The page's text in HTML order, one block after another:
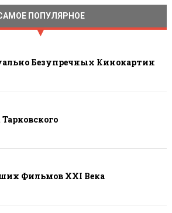
ПОПУЛЯРНОЕ
Безупречных Кинокартин
Фильмов ХХI Века